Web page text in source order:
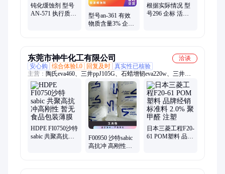
钝化缓蚀剂 型号
AN-571 执行质量
型号an-361 有效
物质含量3% 企标
根据实际情况 型
号296 企标 活性
东莞市神牛化工有限公司
洽谈
安心购
综合体验L0 回复及时 真实性已核验
主营： 陶氏eva460、三井ppJ105G、石蜡增韧eva220w、三井
eva260、热熔级eva250、普瑞曼ppj105g
HDPE FI0750沙特
sabic 共聚高抗冲
F00950 沙特sabic
高抗冲 高刚性
日本三菱工程F20-
61 POM塑料 品牌